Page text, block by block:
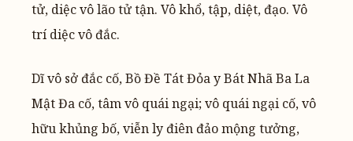
tử, diệc vô lão tử tận. Vô khổ, tập, diệt, đạo. Vô
trí diệc vô đắc.
Dĩ vô sở đắc cố, Bồ Đề Tát Đỏa y Bát Nhã Ba La
Mật Đa cố, tâm vô quái ngại; vô quái ngại cố, vô
hữu khủng bố, viễn ly điên đảo mộng tưởng,